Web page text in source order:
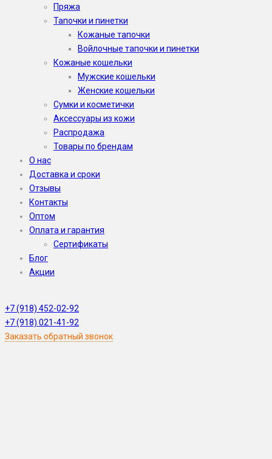
Пряжа
Тапочки и пинетки
Кожаные тапочки
Войлочные тапочки и пинетки
Кожаные кошельки
Мужские кошельки
Женские кошельки
Сумки и косметички
Аксессуары из кожи
Распродажа
Товары по брендам
О нас
Доставка и сроки
Отзывы
Контакты
Оптом
Оплата и гарантия
Сертификаты
Блог
Акции
+7 (918) 452-02-92
+7 (918) 021-41-92
Заказать обратный звонок